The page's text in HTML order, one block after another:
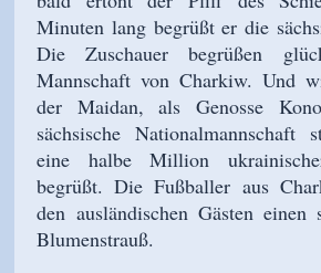
Minuten lang begrüßt er die
Die Zuschauer begrüßen
Mannschaft von Charkiw. Und
der Maidan, als Genosse
sächsische Nationalmannschaft
eine halbe Million
begrüßt. Die Fußballer aus
den ausländischen Gästen einen
Blumenstrauß.